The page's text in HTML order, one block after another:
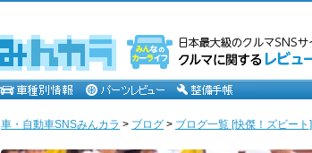
車・自動車SNSみんカラ > ブログ > ブログ一覧 [快傑！ズビート]